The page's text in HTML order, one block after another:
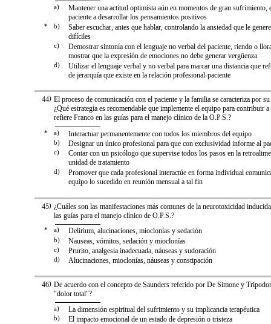
a)
Mantener una actitud optimista aún en momentos de gran sufrimiento,
paciente a desarrollar los pensamientos positivos
* b)
Saber escuchar, antes que hablar, controlando la ansiedad que le
difíciles
c)
Demostrar sintonía con el lenguaje no verbal del paciente, riendo o
mostrar que la expresión de emociones no debe generar vergüenza
d)
Utilizar el lenguaje verbal y no verbal para marcar una distancia que
de jerarquía que existe en la relación profesional-paciente
)
44 El proceso de comunicación con el paciente y la familia se caracteriza por
¿Qué estrategia es recomendable que implemente el equipo para contribuir
refiere Franco en las guías para el manejo clínico de la O.P.S.?
* a) Interactuar permanentemente con todos los miembros del equipo
b) Designar un único profesional para que con exclusividad informe al
c)
Contar con un psicólogo que supervise todos los pasos en la
unidad de tratamiento
d)
Promover que cada profesional interactúe en forma individual
equipo lo sucedido en reunión mensual a tal fin
)
45 ¿Cuáles son las manifestaciones más comunes de la neurotoxicidad
las guías para el manejo clínico de O.P.S.?
* a) Delirium, alucinaciones, mioclonías y sedación
b) Nauseas, vómitos, sedación y mioclonías
c) Prurito, analgesia inadecuada, náuseas y sudoración
d) Alucinaciones, mioclonías, náuseas y constipación
)
46 De acuerdo con el concepto de Saunders referido por De Simone y
"dolor total"?
a) La dimensión espiritual del sufrimiento y su implicancia terapéutica
b) El impacto emocional de un estado de depresión o tristeza